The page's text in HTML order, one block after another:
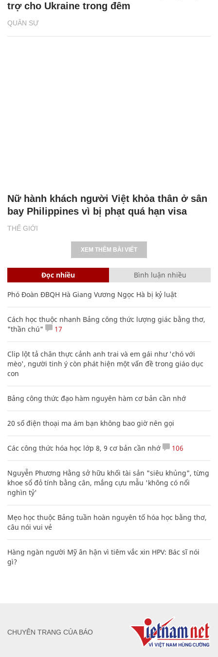
QUÂN SỰ
trợ cho Ukraine trong đêm
THẾ GIỚI
Nữ hành khách người Việt khỏa thân ở sân
bay Philippines vì bị phạt quá hạn visa
XEM THÊM BÀI VIẾT
Đọc nhiều Bình luận nhiều
Phó Đoàn ĐBQH Hà Giang Vương Ngọc Hà bị kỷ luật
Cách học thuộc nhanh Bảng công thức lượng giác bằng thơ,
"thần chú"
17
Clip lột tả chân thực cảnh anh trai và em gái như 'chó với
mèo', người tinh ý còn phát hiện một vấn đề trong giáo dục
con
Bảng công thức đạo hàm nguyên hàm cơ bản cần nhớ
20 số điện thoại ma ám bạn không bao giờ nên gọi
Các công thức hóa học lớp 8, 9 cơ bản cần nhớ 106
Nguyễn Phương Hằng sở hữu khối tài sản "siêu khủng", từng
khoe sổ đỏ tính bằng cân, mắng cựu mẫu 'không có nổi
nghìn tỷ'
Mẹo học thuộc Bảng tuần hoàn nguyên tố hóa học bằng thơ,
câu nói vui vẻ
Hàng ngàn người Mỹ ân hận vì tiêm vắc xin HPV: Bác sĩ nói
gì?
CHUYÊN TRANG CỦA BÁO